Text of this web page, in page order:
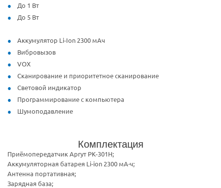
До 1 Вт
До 5 Вт
Аккумулятор Li-Ion 2300 мАч
Вибровызов
VOX
Сканирование и приоритетное сканирование
Световой индикатор
Программирование с компьютера
Шумоподавление
Комплектация
Приёмопередатчик Аргут РК-301Н;
Аккумуляторная батарея Li-ion 2300 мА·ч;
Антенна портативная;
Зарядная база;